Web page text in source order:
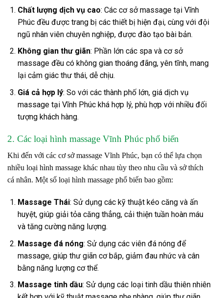
Chất lượng dịch vụ cao: Các cơ sở massage tại Vĩnh
Phúc đều được trang bị các thiết bị hiện đại, cùng với đội
ngũ nhân viên chuyên nghiệp, được đào tạo bài bản.
Không gian thư giãn: Phần lớn các spa và cơ sở
massage đều có không gian thoáng đãng, yên tĩnh, mang
lại cảm giác thư thái, dễ chịu.
Giá cả hợp lý: So với các thành phố lớn, giá dịch vụ
massage tại Vĩnh Phúc khá hợp lý, phù hợp với nhiều đối
tượng khách hàng.
2. Các loại hình massage Vĩnh Phúc phổ biến
Khi đến với các cơ sở massage Vĩnh Phúc, bạn có thể lựa chọn
nhiều loại hình massage khác nhau tùy theo nhu cầu và sở thích
cá nhân. Một số loại hình massage phổ biến bao gồm:
Massage Thái: Sử dụng các kỹ thuật kéo căng và ấn
huyệt, giúp giải tỏa căng thẳng, cải thiện tuần hoàn máu
và tăng cường năng lượng.
Massage đá nóng: Sử dụng các viên đá nóng để
massage, giúp thư giãn cơ bắp, giảm đau nhức và cân
bằng năng lượng cơ thể.
Massage tinh dầu: Sử dụng các loại tinh dầu thiên nhiên